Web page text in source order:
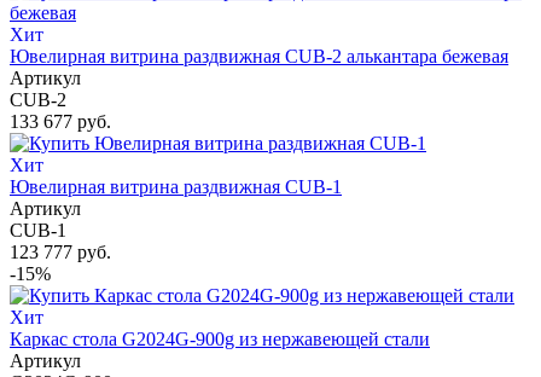
Хит
Ювелирная витрина раздвижная CUB-2 алькантара бежевая
Артикул
CUB-2
133 677 руб.
Хит
Ювелирная витрина раздвижная CUB-1
Артикул
CUB-1
123 777 руб.
-15%
Хит
Каркас стола G2024G-900g из нержавеющей стали
Артикул